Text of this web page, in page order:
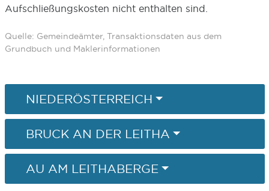
Aufschließungskosten nicht enthalten sind.
Quelle: Gemeindeämter, Transaktionsdaten aus dem
Grundbuch und Maklerinformationen
NIEDERÖSTERREICH
BRUCK AN DER LEITHA
AU AM LEITHABERGE